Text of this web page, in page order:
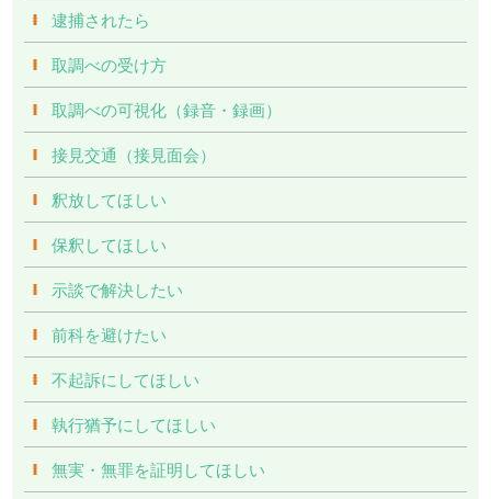
逮捕されたら
取調べの受け方
取調べの可視化（録音・録画）
接見交通（接見面会）
釈放してほしい
保釈してほしい
示談で解決したい
前科を避けたい
不起訴にしてほしい
執行猶予にしてほしい
無実・無罪を証明してほしい